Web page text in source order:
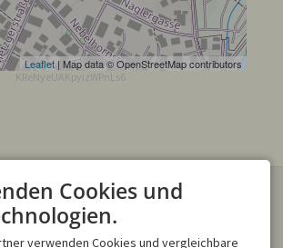
Leaflet | Map data © OpenStreetMap contributors
KReNyeUAKpyizWPnLs6
ONLINE-BUCHUNGEN
Verwenden Sie gern unser
Online Buchungstool
Traumurlaub direkt zu buchen.
Cookies und
verwenden Cookies und vergleichbare